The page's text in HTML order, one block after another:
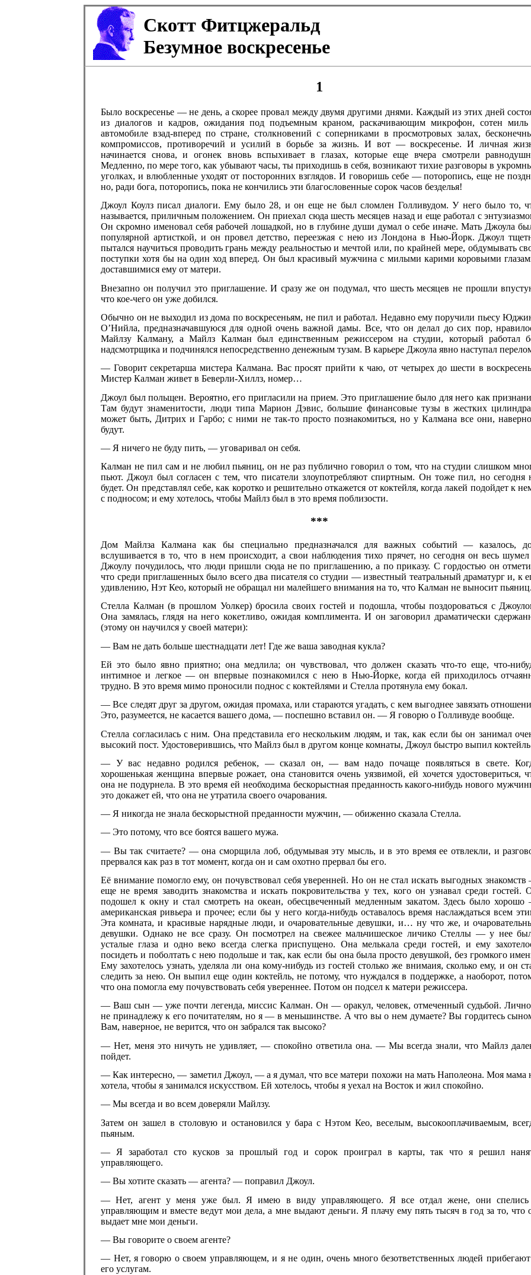
Скотт Фитцжеральд
Безумное воскресенье
1
Было воскресенье — не день, а скорее провал между двумя другими днями. Каждый из этих дней
из диалогов и кадров, ожидания под подъемным краном, раскачивающим микрофон, сотен
автомобиле взад-вперед по стране, столкновений с соперниками в просмотровых залах,
компромиссов, противоречий и усилий в борьбе за жизнь. И вот — воскресенье. И личная
начинается снова, и огонек вновь вспыхивает в глазах, которые еще вчера смотрели
Медленно, по мере того, как убывают часы, ты приходишь в себя, возникают тихие разговоры в
уголках, и влюбленные уходят от посторонних взглядов. И говоришь себе — поторопись, еще не
но, ради бога, поторопись, пока не кончились эти благословенные сорок часов безделья!
Джоул Коулз писал диалоги. Ему было 28, и он еще не был сломлен Голливудом. У него было то,
называется, приличным положением. Он приехал сюда шесть месяцев назад и еще работал с
Он скромно именовал себя рабочей лошадкой, но в глубине души думал о себе иначе. Мать Джоула
популярной артисткой, и он провел детство, переезжая с нею из Лондона в Нью-Йорк. Джоул
пытался научиться проводить грань между реальностью и мечтой или, по крайней мере, обдумывать
поступки хотя бы на один ход вперед. Он был красивый мужчина с милыми карими коровьими
доставшимися ему от матери.
Внезапно он получил это приглашение. И сразу же он подумал, что шесть месяцев не прошли
что кое-чего он уже добился.
Обычно он не выходил из дома по воскресеньям, не пил и работал. Недавно ему поручили пьесу
О’Нийла, предназначавшуюся для одной очень важной дамы. Все, что он делал до сих пор,
Майлзу Калману, а Майлз Калман был единственным режиссером на студии, который работал
надсмотрщика и подчинялся непосредственно денежным тузам. В карьере Джоула явно наступал
— Говорит секретарша мистера Калмана. Вас просят прийти к чаю, от четырех до шести в
Мистер Калман живет в Беверли-Хиллз, номер…
Джоул был польщен. Вероятно, его пригласили на прием. Это приглашение было для него как
Там будут знаменитости, люди типа Марион Дэвис, большие финансовые тузы в жестких
может быть, Дитрих и Гарбо; с ними не так-то просто познакомиться, но у Калмана все они,
будут.
— Я ничего не буду пить, — уговаривал он себя.
Калман не пил сам и не любил пьяниц, он не раз публично говорил о том, что на студии слишком
пьют. Джоул был согласен с тем, что писатели злоупотребляют спиртным. Он тоже пил, но сегодня
будет. Он представлял себе, как коротко и решительно откажется от коктейля, когда лакей подойдет к
с подносом; и ему хотелось, чтобы Майлз был в это время поблизости.
***
Дом Майлза Калмана как бы специально предназначался для важных событий — казалось,
вслушивается в то, что в нем происходит, а свои наблюдения тихо прячет, но сегодня он весь
Джоулу почудилось, что люди пришли сюда не по приглашению, а по приказу. С гордостью он
что среди приглашенных было всего два писателя со студии — известный театральный драматург и, к
удивлению, Нэт Кео, который не обращал ни малейшего внимания на то, что Калман не выносит пьяниц.
Стелла Калман (в прошлом Уолкер) бросила своих гостей и подошла, чтобы поздороваться с
Она замялась, глядя на него кокетливо, ожидая комплимента. И он заговорил драматически
(этому он научился у своей матери):
— Вам не дать больше шестнадцати лет! Где же ваша заводная кукла?
Ей это было явно приятно; она медлила; он чувствовал, что должен сказать что-то еще, что-
интимное и легкое — он впервые познакомился с нею в Нью-Йорке, когда ей приходилось
трудно. В это время мимо проносили поднос с коктейлями и Стелла протянула ему бокал.
— Все следят друг за другом, ожидая промаха, или стараются угадать, с кем выгоднее завязать
Это, разумеется, не касается вашего дома, — поспешно вставил он. — Я говорю о Голливуде вообще.
Стелла согласилась с ним. Она представила его нескольким людям, и так, как если бы он занимал
высокий пост. Удостоверившись, что Майлз был в другом конце комнаты, Джоул быстро выпил
— У вас недавно родился ребенок, — сказал он, — вам надо почаще появляться в свете.
хорошенькая женщина впервые рожает, она становится очень уязвимой, ей хочется удостовериться,
она не подурнела. В это время ей необходима бескорыстная преданность какого-нибудь нового
это докажет ей, что она не утратила своего очарования.
— Я никогда не знала бескорыстной преданности мужчин, — обиженно сказала Стелла.
— Это потому, что все боятся вашего мужа.
— Вы так считаете? — она сморщила лоб, обдумывая эту мысль, и в это время ее отвлекли, и
прервался как раз в тот момент, когда он и сам охотно прервал бы его.
Её внимание помогло ему, он почувствовал себя уверенней. Но он не стал искать выгодных
еще не время заводить знакомства и искать покровительства у тех, кого он узнавал среди гостей.
подошел к окну и стал смотреть на океан, обесцвеченный медленным закатом. Здесь было
американская ривьера и прочее; если бы у него когда-нибудь оставалось время наслаждаться всем
Эта комната, и красивые нарядные люди, и очаровательные девушки, и… ну что же, и
девушки. Однако не все сразу. Он посмотрел на свежее мальчишеское личико Стеллы — у нее
усталые глаза и одно веко всегда слегка приспущено. Она мелькала среди гостей, и ему
посидеть и поболтать с нею подольше и так, как если бы она была просто девушкой, без громкого
Ему захотелось узнать, уделяла ли она кому-нибудь из гостей столько же внимаия, сколько ему, и он
следить за нею. Он выпил еще один коктейль, не потому, что нуждался в поддержке, а наоборот,
что она помогла ему почувствовать себя увереннее. Потом он подсел к матери режиссера.
— Ваш сын — уже почти легенда, миссис Калман. Он — оракул, человек, отмеченный судьбой.
не принадлежу к его почитателям, но я — в меньшинстве. А что вы о нем думаете? Вы гордитесь
Вам, наверное, не верится, что он забрался так высоко?
— Нет, меня это ничуть не удивляет, — спокойно ответила она. — Мы всегда знали, что Майлз
пойдет.
— Как интересно, — заметил Джоул, — а я думал, что все матери похожи на мать Наполеона. Моя мама
хотела, чтобы я занимался искусством. Ей хотелось, чтобы я уехал на Восток и жил спокойно.
— Мы всегда и во всем доверяли Майлзу.
Затем он зашел в столовую и остановился у бара с Нэтом Кео, веселым, высокооплачиваемым,
пьяным.
— Я заработал сто кусков за прошлый год и сорок проиграл в карты, так что я решил
управляющего.
— Вы хотите сказать — агента? — поправил Джоул.
— Нет, агент у меня уже был. Я имею в виду управляющего. Я все отдал жене, они
управляющим и вместе ведут мои дела, а мне выдают деньги. Я плачу ему пять тысяч в год за то, что
выдает мне мои деньги.
— Вы говорите о своем агенте?
— Нет, я говорю о своем управляющем, и я не один, очень много безответственных людей
его услугам.